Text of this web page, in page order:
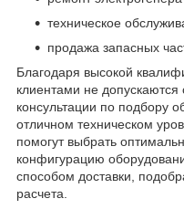
техническое
продажа запасных
Благодаря высокой
клиентами не допускаются
консультации по подбору
отличном техническом
помогут выбрать
конфигурацию
способом доставки,
расчета.